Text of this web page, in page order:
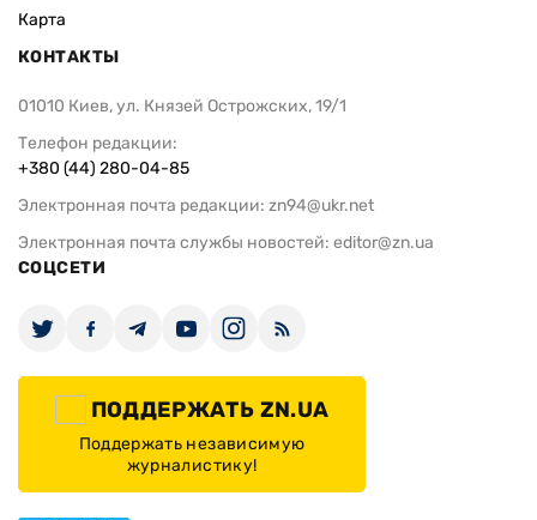
Карта
КОНТАКТЫ
01010 Киев, ул. Князей Острожских, 19/1
Телефон редакции:
+380 (44) 280-04-85
Электронная почта редакции: zn94@ukr.net
Электронная почта службы новостей: editor@zn.ua
СОЦСЕТИ
ПОДДЕРЖАТЬ ZN.UA
Поддержать независимую
журналистику!